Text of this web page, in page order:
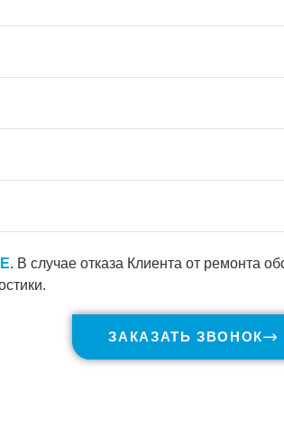
. В случае отказа Клиента от ремонта
ЗАКАЗАТЬ ЗВОНОК